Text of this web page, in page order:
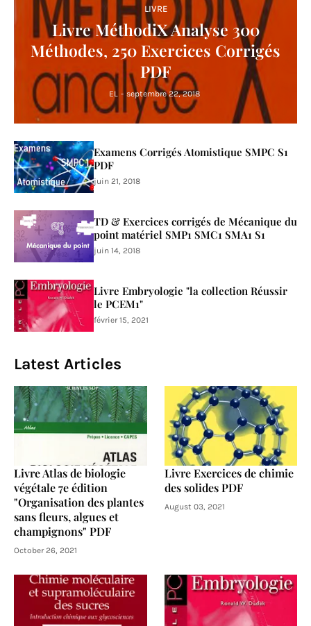
LIVRE
Livre MéthodiX Analyse 300
Méthodes, 250 Exercices Corrigés
PDF
EL - septembre 22, 2018
Examens Corrigés Atomistique SMPC S1
PDF
juin 21, 2018
TD & Exercices corrigés de Mécanique du
point matériel SMP1 SMC1 SMA1 S1
juin 14, 2018
Livre Embryologie "la collection Réussir
le PCEM1"
février 15, 2021
Latest Articles
Livre Atlas de biologie
végétale 7e édition
"Organisation des plantes
sans fleurs, algues et
champignons" PDF
October 26, 2021
Livre Exercices de chimie
des solides PDF
August 03, 2021